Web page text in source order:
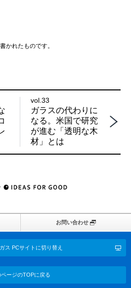
かれたものです。
vol.33
ガラスの代わりに
なる。米国で研究
が進む「透明な木
材」とは
お問い合わせ
ス PCサイトに切り替え
ページのTOPに戻る